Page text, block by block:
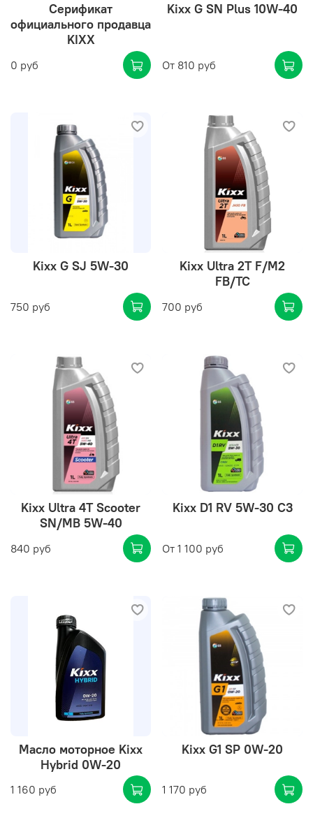
Серификат
официального продавца
KIXX
0 руб
Kixx G SN Plus 10W-40
От 810 руб
Kixx G SJ 5W-30
750 руб
Kixx Ultra 2T F/M2
FB/TC
700 руб
Kixx Ultra 4T Scooter
SN/MB 5W-40
840 руб
Kixx D1 RV 5W-30 C3
От 1 100 руб
Масло моторное Kixx
Hybrid 0W-20
1 160 руб
Kixx G1 SP 0W-20
1 170 руб